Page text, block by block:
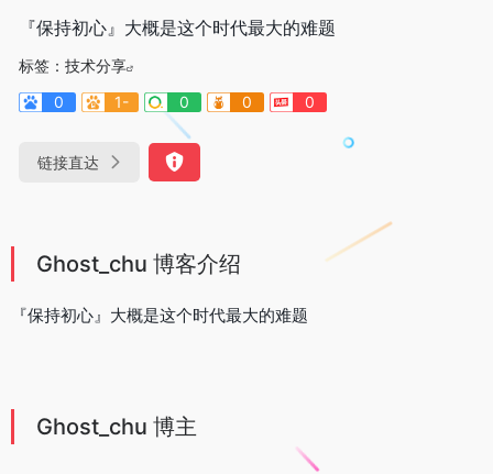
『保持初心』大概是这个时代最大的难题
标签： 技术分享
0
1- 0 0 0
链接直达
Ghost_chu 博客介绍
『保持初心』大概是这个时代最大的难题
Ghost_chu 博主